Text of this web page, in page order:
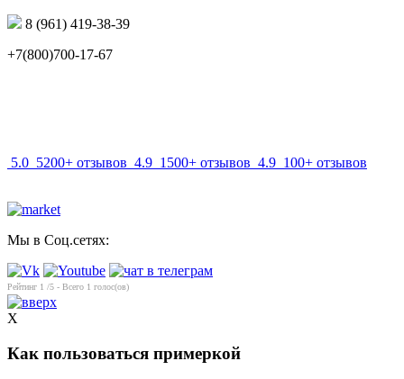
8 (961) 419-38-39
+7(800)700-17-67
5.0 5200+ отзывов 4.9 1500+ отзывов 4.9 100+ отзывов
Мы в Соц.сетях:
Рейтинг 1 /5 - Всего 1 голос(ов)
X
Как пользоваться примеркой